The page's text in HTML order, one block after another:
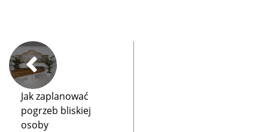
Jak zaplanować
pogrzeb bliskiej
osoby